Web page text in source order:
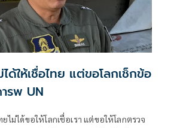
ด้ให้เชื่อไทย แต่ขอโลกเช็กข้อ
รพ UN
ไม่ได้ขอให้โลกเชื่อเรา แต่ขอให้โลกตรวจ